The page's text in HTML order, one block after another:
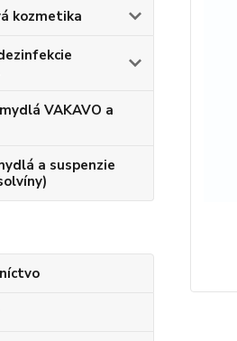
kozmetika
VAKAVO a
a suspenzie